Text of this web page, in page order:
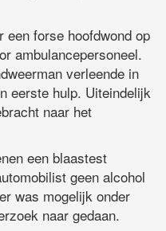
een forse hoofdwond op
ambulancepersoneel.
verleende in
eerste hulp. Uiteindelijk
naar het
een blaastest
geen alcohol
was mogelijk onder
naar gedaan.